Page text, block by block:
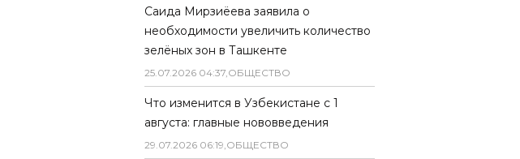
Саида Мирзиёева заявила о
необходимости увеличить количество
зелёных зон в Ташкенте
25.07.2026 04:37,ОБЩЕСТВО
Что изменится в Узбекистане с 1
августа: главные нововведения
29.07.2026 06:19,ОБЩЕСТВО